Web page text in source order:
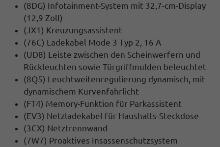
(8DG) Infotainment-System mit 32,7-cm-Display
(12,9 Zoll)
(JX1) Kreuzungsassistent
(76C) Ladekabel Mode 3 Typ 2, 16 A
(UD8) Leiste zwischen den Scheinwerfern und
Rückleuchten sowie Türgriffmulden beleuchtet
(8Q5) Leuchtweitenregulierung dynamisch, mit
dynamischem Kurvenfahrlicht
(FT4) Memory-Funktion für Parkassistent
(EV3) Netzladekabel für Haushalts-Steckdose
(3CX) Netztrennwand
(7W7) Proaktives Insassenschutzsystem